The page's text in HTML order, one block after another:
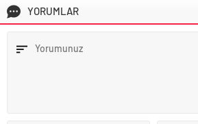
YORUMLAR